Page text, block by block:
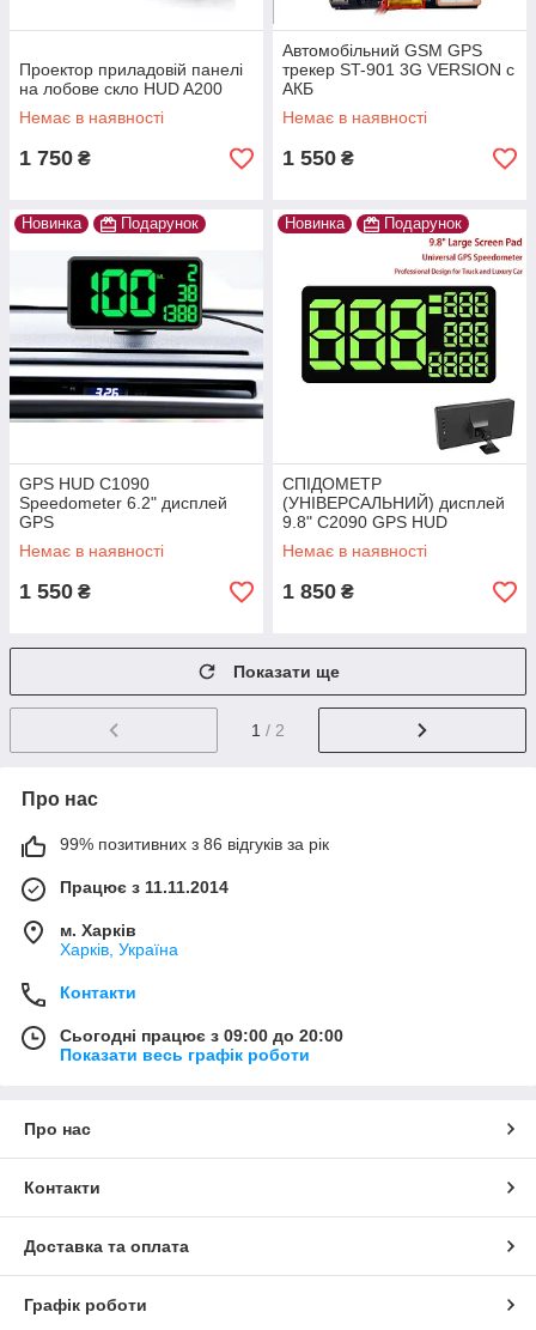
Проектор приладовій панелі
на лобове скло HUD A200
Немає в наявності
1 750 ₴
Автомобільний GSM GPS
трекер ST-901 3G VERSION c
АКБ
Немає в наявності
1 550 ₴
Новинка Подарунок
GPS HUD C1090
Speedometer 6.2" дисплей
GPS
СПІДОМЕТР(УНІВЕРСАЛЬНИ
Й)
Немає в наявності
1 550 ₴
Новинка Подарунок
СПІДОМЕТР
(УНІВЕРСАЛЬНИЙ) дисплей
9.8" C2090 GPS HUD
Немає в наявності
1 850 ₴
Показати ще
1 / 2
Про нас
99% позитивних з 86 відгуків за рік
Працює з 11.11.2014
м. Харків
Харків, Україна
Контакти
Сьогодні працює з 09:00 до 20:00
Показати весь графік роботи
Про нас
Контакти
Доставка та оплата
Графік роботи